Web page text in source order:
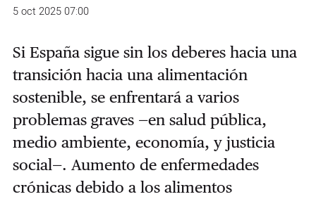
5 oct 2025 07:00
Si España sigue sin los deberes hacia una
transición hacia una alimentación
sostenible, se enfrentará a varios
problemas graves —en salud pública,
medio ambiente, economía, y justicia
social—. Aumento de enfermedades
crónicas debido a los alimentos